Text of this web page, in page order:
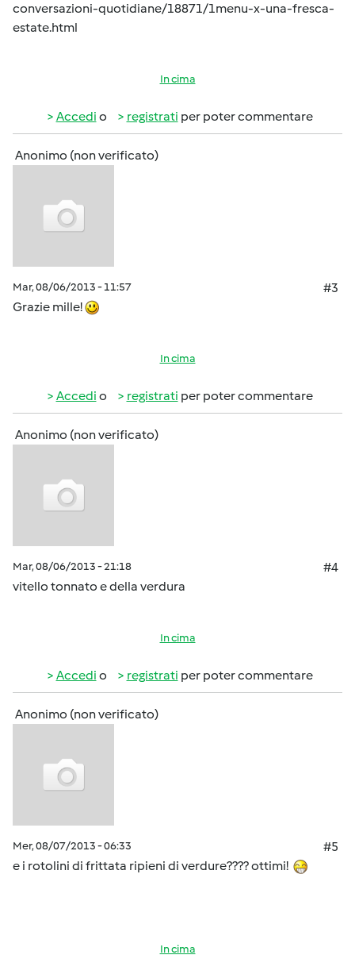
conversazioni-quotidiane/18871/1menu-x-una-fresca-
estate.html
In cima
Accedi o registrati per poter commentare
Anonimo (non verificato)
Mar, 08/06/2013 - 11:57
#3
Grazie mille!
In cima
Accedi o registrati per poter commentare
Anonimo (non verificato)
Mar, 08/06/2013 - 21:18
#4
vitello tonnato e della verdura
In cima
Accedi o registrati per poter commentare
Anonimo (non verificato)
Mer, 08/07/2013 - 06:33
#5
e i rotolini di frittata ripieni di verdure???? ottimi!
In cima